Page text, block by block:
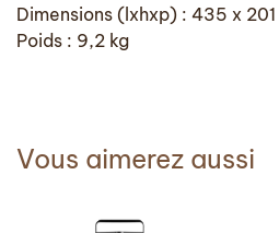
Dimensions (lxhxp) : 435 x 201
Poids : 9,2 kg
Vous aimerez aussi